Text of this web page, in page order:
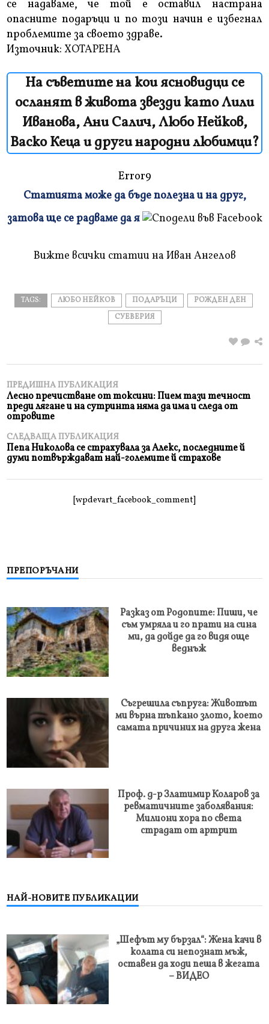
се надаваме, че той е оставил настрана
опасните подаръци и по този начин е избегнал
проблемите за своето здраве.
Източник: ХОТАРЕНА
На съветите на кои ясновидци се
осланят в живота звезди като Лили
Иванова, Ани Салич, Любо Нейков,
Васко Кеца и други народни любимци?
Error9
и
Статията може да бъде полезна и на друг,
затова ще се радваме да я
Вижте всички статии на Иван Ангелов
TAGS: ЛЮБО НЕЙКОВ ПОДАРЪЦИ
РОЖДЕН ДЕН
СУЕВЕРИЯ
ПРЕДИШНА ПУБЛИКАЦИЯ
Лесно пречистване от токсини: Пием тази течност
преди лягане и на сутринта няма да има и следа от
отровите
СЛЕДВАЩА ПУБЛИКАЦИЯ
Пепа Николова се страхувала за Алекс, последните й
думи потвърждават най-големите й страхове
[wpdevart_facebook_comment]
ПРЕПОРЪЧАНИ
Разказ от Родопите: Пиши, че
съм умряла и го прати на сина
ми, да дойде да го видя още
веднъж
Съгрешила съпруга: Животът
ми върна тъпкано злото, което
самата причиних на друга жена
Проф. д-р Златимир Коларов за
ревматичните заболявания:
Милиони хора по света
страдат от артрит
НАЙ-НОВИТЕ ПУБЛИКАЦИИ
„Шефът му бързал“: Жена качи в
колата си непознат мъж,
оставен да ходи пеша в жегата
– ВИДЕО